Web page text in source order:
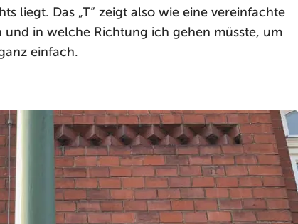
liegt. Das „T“ zeigt also wie eine vereinfachte
und in welche Richtung ich gehen müsste, um
einfach.